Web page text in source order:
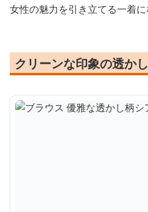
女性の魅力を引き立てる一着に
クリーンな印象の透か